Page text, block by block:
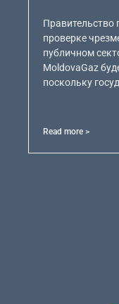
Правительство
проверке
публичном
MoldovaGaz
поскольку
Read more >